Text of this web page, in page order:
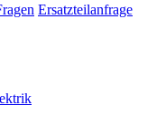
Ersatzteilanfrage